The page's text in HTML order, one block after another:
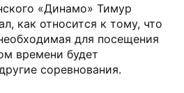
«Динамо» Тимур
как относится к тому, что
для посещения
времени будет
соревнования.